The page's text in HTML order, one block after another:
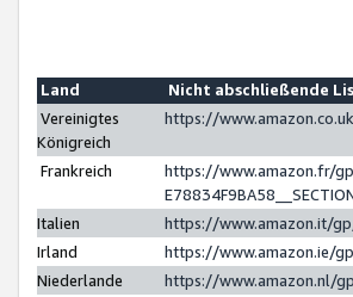
Land
Nicht abschließende
Vereinigtes
Königreich
https://
Frankreich
https://www.amazon.fr/
Italien
https://www.amazon.it/
Irland
https://www.amazon.ie/
Niederlande
https://www.amazon.nl/